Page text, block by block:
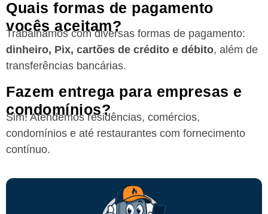
Quais formas de pagamento
vocês aceitam?
Trabalhamos com diversas formas de pagamento:
dinheiro, Pix, cartões de crédito e débito, além de
transferências bancárias.
Fazem entrega para empresas e
condomínios?
Sim! Atendemos residências, comércios,
condomínios e até restaurantes com fornecimento
contínuo.